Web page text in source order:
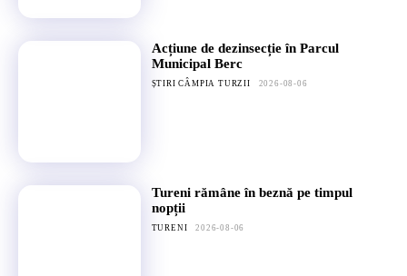
Acțiune de dezinsecție în Parcul
Municipal Berc
ȘTIRI CÂMPIA TURZII 2026-08-06
Tureni rămâne în beznă pe timpul
nopții
TURENI 2026-08-06